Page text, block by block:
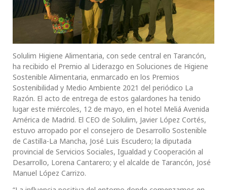
Solulim Higiene Alimentaria, con sede central en Tarancón,
ha recibido el Premio al Liderazgo en Soluciones de Higiene
Sostenible Alimentaria, enmarcado en los Premios
Sostenibilidad y Medio Ambiente 2021 del periódico La
Razón. El acto de entrega de estos galardones ha tenido
lugar este miércoles, 12 de mayo, en el hotel Meliá Avenida
América de Madrid. El CEO de Solulim, Javier López Cortés,
estuvo arropado por el consejero de Desarrollo Sostenible
de Castilla-La Mancha, José Luis Escudero; la diputada
provincial de Servicios Sociales, Igualdad y Cooperación al
Desarrollo, Lorena Cantarero; y el alcalde de Tarancón, José
Manuel López Carrizo.